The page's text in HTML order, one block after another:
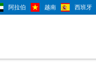
阿拉伯 越南 西班牙